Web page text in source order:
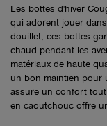
Les bottes d'hiver
qui adorent jouer
douillet, ces bottes
chaud pendant les
matériaux de haute
un bon maintien pour
assure un confort
en caoutchouc offre